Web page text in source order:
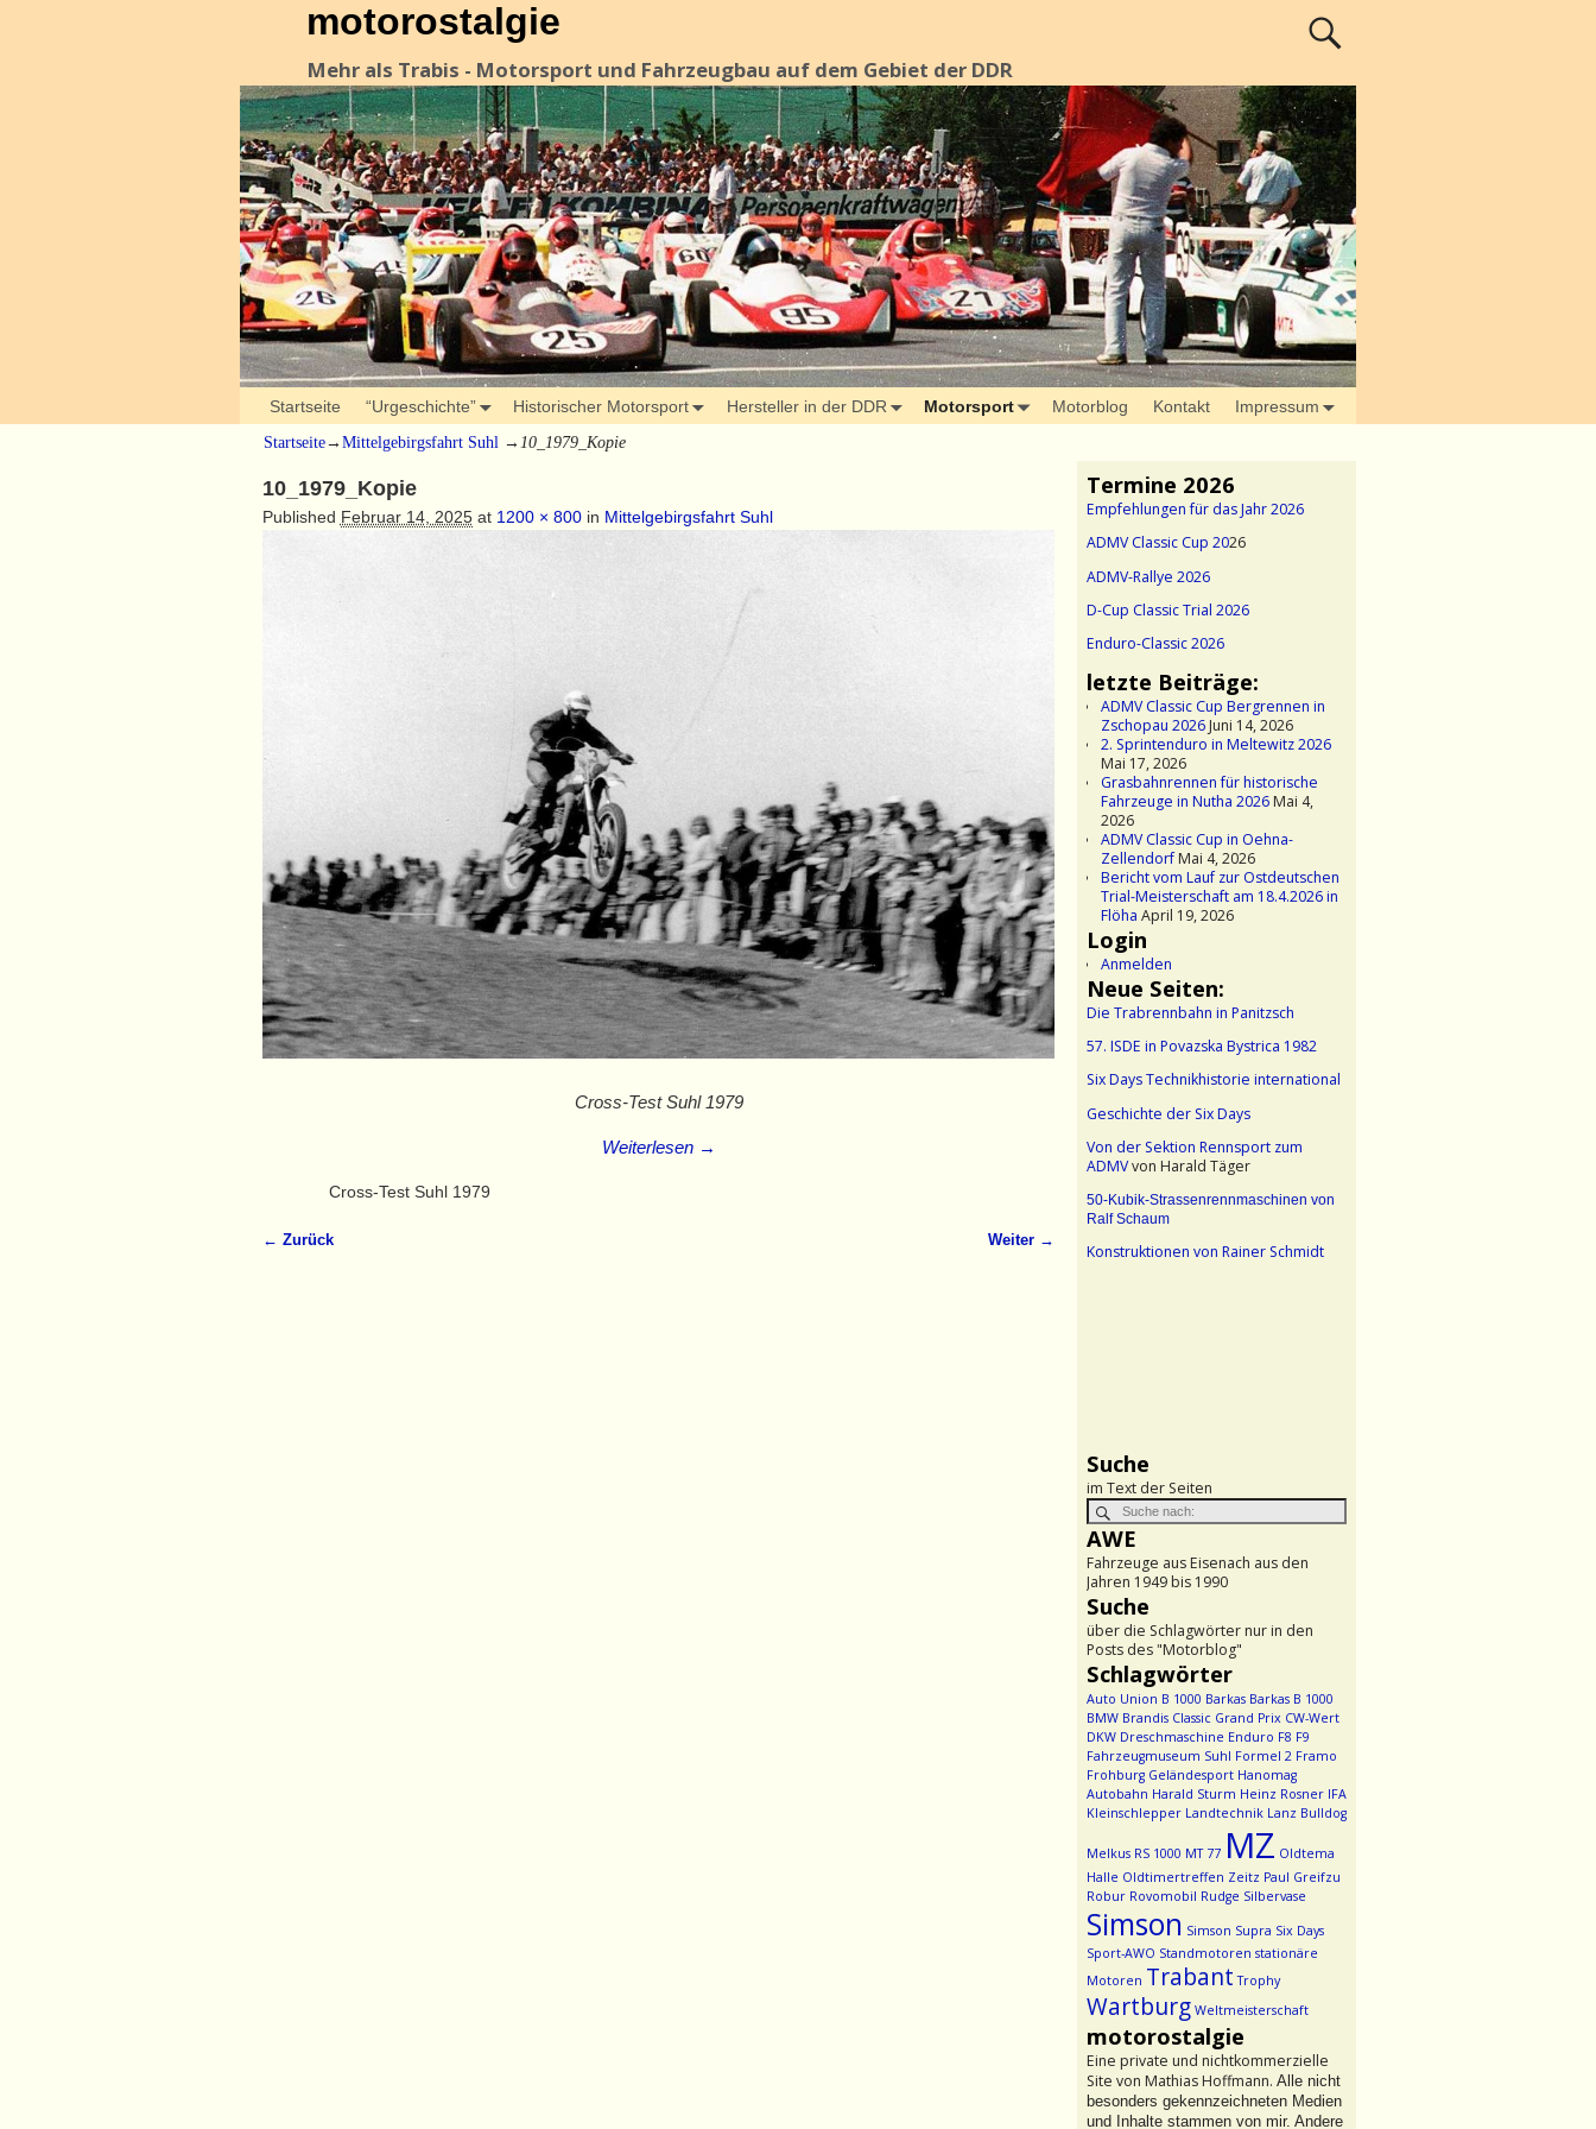
motorostalgie
Mehr als Trabis - Motorsport und Fahrzeugbau auf dem Gebiet der DDR
Startseite “Urgeschichte” Historischer Motorsport Hersteller in der DDR Motorsport Motorblog Kontakt Impressum
Startseite→ Mittelgebirgsfahrt Suhl → 10_1979_Kopie
10_1979_Kopie
Published Februar 14, 2025at 1200 × 800in Mittelgebirgsfahrt Suhl
Cross-Test Suhl 1979
Weiterlesen →
Cross-Test Suhl 1979
← Zurück Weiter →
Termine 2026
Empfehlungen für das Jahr 2026
ADMV Classic Cup 2026
ADMV-Rallye 2026
D-Cup Classic Trial 2026
Enduro-Classic 2026
letzte Beiträge:
ADMV Classic Cup Bergrennen in
Zschopau 2026Juni 14, 2026
2. Sprintenduro in Meltewitz 2026
Mai 17, 2026
Grasbahnrennen für historische
Fahrzeuge in Nutha 2026Mai 4,
2026
ADMV Classic Cup in Oehna-
ZellendorfMai 4, 2026
Bericht vom Lauf zur Ostdeutschen
Trial-Meisterschaft am 18.4.2026 in
Flöha April 19, 2026
Login
Anmelden
Neue Seiten:
Die Trabrennbahn in Panitzsch
57. ISDE in Povazska Bystrica 1982
Six Days Technikhistorie international
Geschichte der Six Days
Von der Sektion Rennsport zum
ADMVvon Harald Täger
50-Kubik-Strassenrennmaschinen von
Ralf Schaum
Konstruktionen von Rainer Schmidt
Suche
im Text der Seiten
AWE
Fahrzeuge aus Eisenach aus den
Jahren 1949 bis 1990
Suche
über die Schlagwörter nur in den
Posts des "Motorblog"
Schlagwörter
Auto Union B 1000 Barkas Barkas B 1000
BMW Brandis Classic Grand Prix CW-Wert
DKW Dreschmaschine Enduro F8 F9
Fahrzeugmuseum Suhl Formel 2 Framo
Frohburg Geländesport Hanomag
Autobahn Harald Sturm Heinz Rosner IFA
Kleinschlepper Landtechnik Lanz Bulldog
Melkus RS 1000 MT 77 MZ Oldtema
Halle Oldtimertreffen Zeitz Paul Greifzu
Robur Rovomobil Rudge Silbervase
Simson Simson Supra Six Days
Sport-AWO Standmotoren stationäre
Motoren Trabant Trophy
Wartburg Weltmeisterschaft
motorostalgie
Eine private und nichtkommerzielle
Site von Mathias Hoffmann. Alle nicht
besonders gekennzeichneten Medien
und Inhalte stammen von mir. Andere